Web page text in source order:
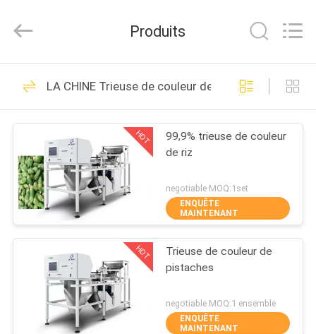
MAISON
PRODUITS
AU
SUJET
DE
NOUS
VISITE
D'USINE
Optoelectronic
Technology
All
Reserved.
Trieuse de couleur
de riz
116
trieuse de couleur
de thé
104
Produits
LA CHINE Trieuse de couleur de riz
HOT
99,9% trieuse de couleur
de riz
negotiable MOQ:1set
ENQUÊTE
MAINTENANT
HOT
Trieuse de couleur de
pistaches
negotiable MOQ:1 ensemble
ENQUÊTE
MAINTENANT